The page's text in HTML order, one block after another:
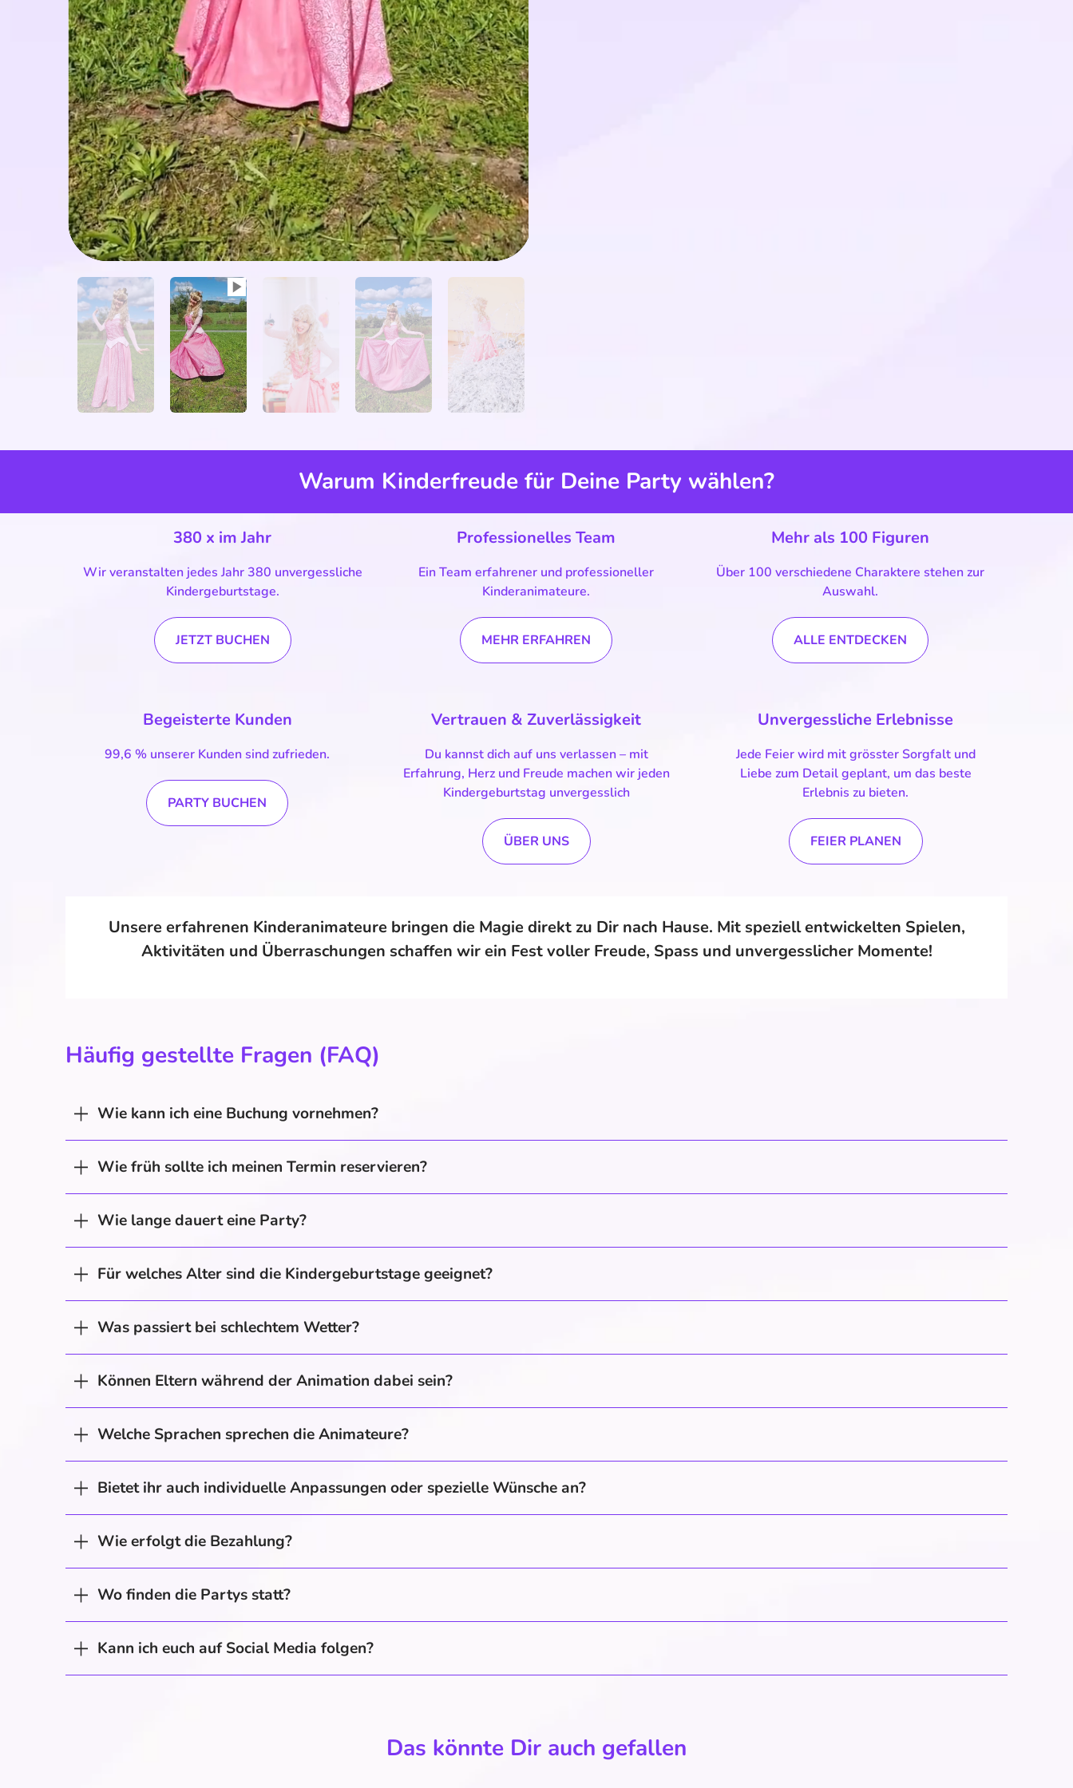
Warum Kinderfreude für Deine Party wählen?
380 x im Jahr
Wir veranstalten jedes Jahr 380 unvergessliche
Kindergeburtstage.
JETZT BUCHEN
Professionelles Team
Ein Team erfahrener und professioneller
Kinderanimateure.
MEHR ERFAHREN
Mehr als 100 Figuren
Über 100 verschiedene Charaktere stehen zur
Auswahl.
ALLE ENTDECKEN
Begeisterte Kunden
99,6 % unserer Kunden sind zufrieden.
PARTY BUCHEN
Vertrauen & Zuverlässigkeit
Du kannst dich auf uns verlassen – mit
Erfahrung, Herz und Freude machen wir jeden
Kindergeburtstag unvergesslich
ÜBER UNS
Unvergessliche Erlebnisse
Jede Feier wird mit grösster Sorgfalt und
Liebe zum Detail geplant, um das beste
Erlebnis zu bieten.
FEIER PLANEN
Unsere erfahrenen Kinderanimateure bringen die Magie direkt zu Dir nach Hause. Mit speziell entwickelten Spielen,
Aktivitäten und Überraschungen schaffen wir ein Fest voller Freude, Spass und unvergesslicher Momente!
Häufig gestellte Fragen (FAQ)
Wie kann ich eine Buchung vornehmen?
Wie früh sollte ich meinen Termin reservieren?
Wie lange dauert eine Party?
Für welches Alter sind die Kindergeburtstage geeignet?
Was passiert bei schlechtem Wetter?
Können Eltern während der Animation dabei sein?
Welche Sprachen sprechen die Animateure?
Bietet ihr auch individuelle Anpassungen oder spezielle Wünsche an?
Wie erfolgt die Bezahlung?
Wo finden die Partys statt?
Kann ich euch auf Social Media folgen?
Das könnte Dir auch gefallen